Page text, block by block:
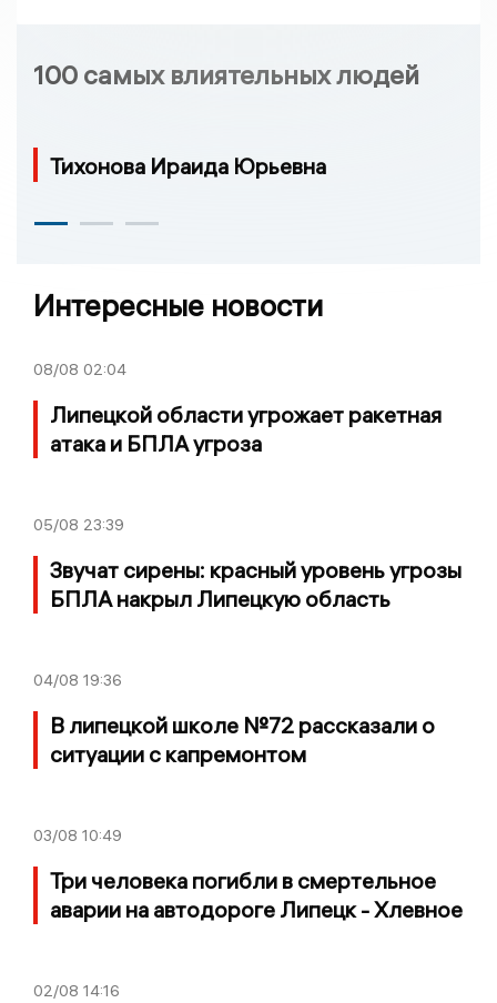
100 самых влиятельных людей
Тихонова Ираида Юрьевна
Интересные новости
08/08 02:04
Липецкой области угрожает ракетная
атака и БПЛА угроза
05/08 23:39
Звучат сирены: красный уровень угрозы
БПЛА накрыл Липецкую область
04/08 19:36
В липецкой школе №72 рассказали о
ситуации с капремонтом
03/08 10:49
Три человека погибли в смертельное
аварии на автодороге Липецк - Хлевное
02/08 14:16